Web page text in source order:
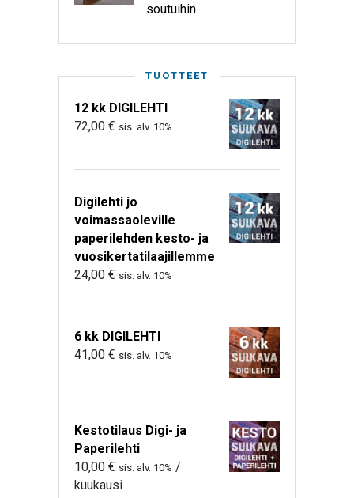
soutuihin
TUOTTEET
12 kk DIGILEHTI
72,00 € sis. alv. 10%
Digilehti jo
voimassaoleville
paperilehden kesto- ja
vuosikertatilaajillemme
24,00 € sis. alv. 10%
6 kk DIGILEHTI
41,00 € sis. alv. 10%
Kestotilaus Digi- ja
Paperilehti
10,00 € sis. alv. 10% /
kuukausi